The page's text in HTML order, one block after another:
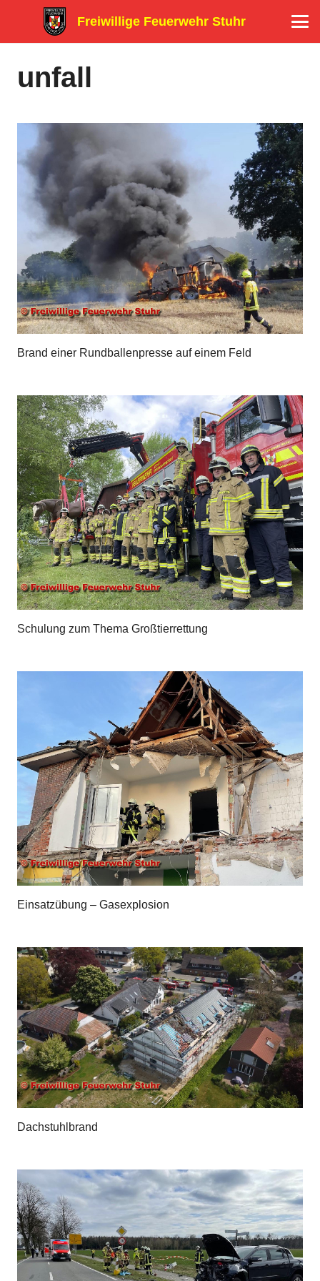
Freiwillige Feuerwehr Stuhr
unfall
Brand einer Rundballenpresse auf einem Feld
Schulung zum Thema Großtierrettung
Einsatzübung – Gasexplosion
Dachstuhlbrand